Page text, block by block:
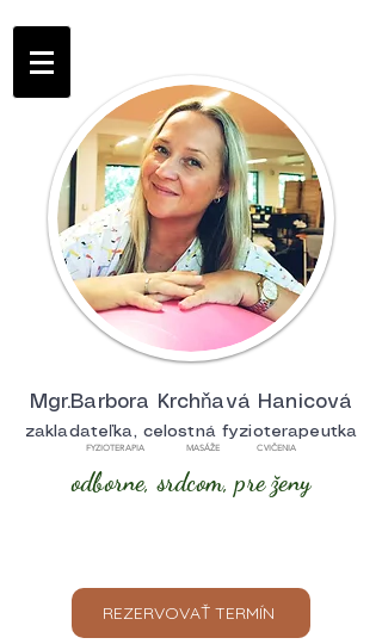
Mgr.Barbora Krchňavá Hanicová
zakladateľka, celostná fyzioterapeutka
FYZIOTERAPIA MASÁŽE CVIČENIA
odborne, srdcom, pre ženy
REZERVOVAŤ TERMÍN